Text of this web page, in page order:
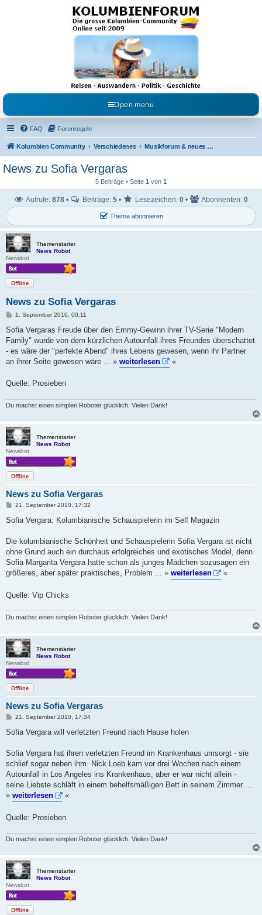
Kolumbienforum - Das
grosse Forum der
Freunde Kolumbiens
Reisen, Auswandern, Kultur, Politik, Geschichte und Visum in Kolumbien und Venezuela.
Austausch, Erfahrungen und Gemeinschaft im Kolumbienforum
Open menu
FAQ Forenregeln
Kolumbien Community Verschiedenes Musikforum & neues aus dem Showgeschäft
News zu Sofia Vergaras
5 Beiträge • Seite 1 von 1
Thema abonnieren
Aufrufe: 878 • Beiträge: 5 • Lesezeichen: 0 • Abonnenten: 0
Themenstarter
News Robot
Newsbot
Offline
News zu Sofia Vergaras
B
i
r
a
1. September 2010, 00:11
Sofia Vergaras Freude über den Emmy-Gewinn ihrer TV-Serie "Modern
Family" wurde von dem kürzlichen Autounfall ihres Freundes überschattet
- es wäre der "perfekte Abend" ihres Lebens gewesen, wenn ihr Partner
an ihrer Seite gewesen wäre ... » weiterlesen «
Quelle: Prosieben
Du machst einen simplen Roboter glücklich. Vielen Dank!
Themenstarter
News Robot
Newsbot
Offline
News zu Sofia Vergaras
B
i
a
21. September 2010, 17:32
Sofia Vergara: Kolumbianische Schauspielerin im Self Magazin
Die kolumbianische Schönheit und Schauspielerin Sofia Vergara ist nicht
ohne Grund auch ein durchaus erfolgreiches und exotisches Model, denn
Sofia Margarita Vergara hatte schon als junges Mädchen sozusagen ein
größeres, aber später praktisches, Problem ... » weiterlesen «
Quelle: Vip Chicks
Du machst einen simplen Roboter glücklich. Vielen Dank!
Themenstarter
News Robot
Newsbot
Offline
News zu Sofia Vergaras
B
i
a
21. September 2010, 17:34
Sofia Vergara will verletzten Freund nach Hause holen
Sofia Vergara hat ihren verletzten Freund im Krankenhaus umsorgt - sie
schlief sogar neben ihm. Nick Loeb kam vor drei Wochen nach einem
Autounfall in Los Angeles ins Krankenhaus, aber er war nicht allein -
seine Liebste schläft in einem behelfsmäßigen Bett in seinem Zimmer ...
» weiterlesen «
Quelle: Prosieben
Du machst einen simplen Roboter glücklich. Vielen Dank!
Themenstarter
News Robot
Newsbot
Offline